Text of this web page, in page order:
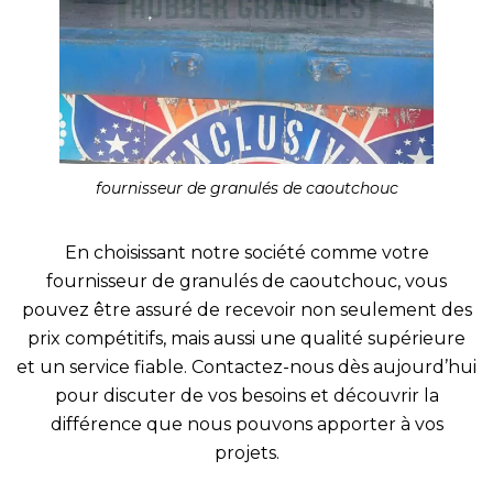
fournisseur de granulés de caoutchouc
En choisissant notre société comme votre
fournisseur de granulés de caoutchouc, vous
pouvez être assuré de recevoir non seulement des
prix compétitifs, mais aussi une qualité supérieure
et un service fiable. Contactez-nous dès aujourd’hui
pour discuter de vos besoins et découvrir la
différence que nous pouvons apporter à vos
projets.